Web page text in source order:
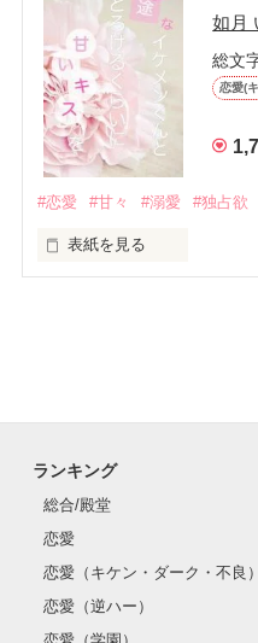
✨.ﾟ･*..☆.｡.:*✨.☆.｡.:. *:ﾟ
人見知りだけど優しい無
冴木澪-SaekiMio
×
基本女子に冷たいのに澪
篠宮光-ShinomiyaHikaru
✨.ﾟ･*..☆.｡.:*✨.☆.｡.:. *:ﾟ
如月
総文
恋愛(
#恋愛 #甘々 #溺愛 #独占欲
表紙を見る
クラス替えをして隣の席
金髪に近い明るい髪色
片耳には琥珀色のピアス
ランキング
総合/殿堂
恋愛
恋愛（キケン・ダーク・不良）
恋愛（逆ハー）